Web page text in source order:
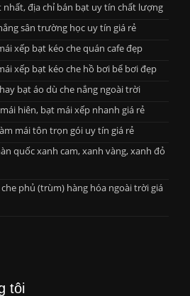
nhất, địa chỉ bán bạt uy tín chất lượng
sân trường học uy tín giá rẻ
xếp bạt kéo che quán cafe đẹp
xếp bạt kéo che hồ bơi bể bơi đẹp
bạt áo dù che nắng ngoài trời
hiên, bạt mái xếp nhanh giá rẻ
mái tôn trọn gói uy tín giá rẻ
quốc xanh cam, xanh vàng, xanh đỏ
phủ (trùm) hàng hóa ngoài trời giá
tôi